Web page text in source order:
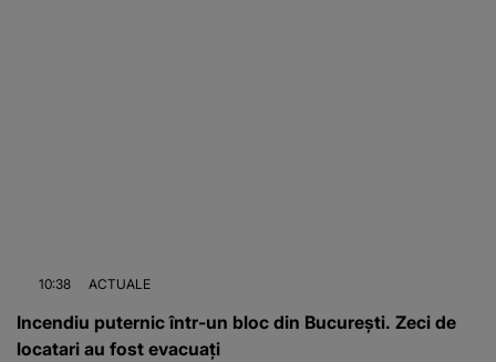
10:38 ACTUALE
Incendiu puternic într-un bloc din București. Zeci de
locatari au fost evacuați